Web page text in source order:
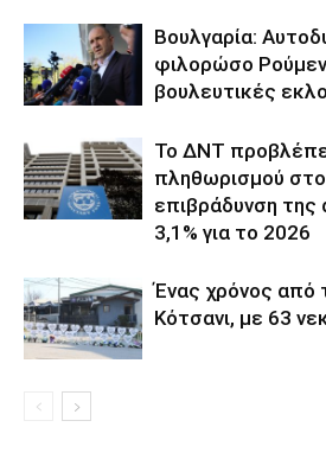
Βουλγαρία:
φιλορώσο
βουλευτικές
Το ΔΝΤ
πληθωρισμού στο
επιβράδυνση της
3,1% για το 2026
Ένας χρόνος από
Κότσανι, με 63